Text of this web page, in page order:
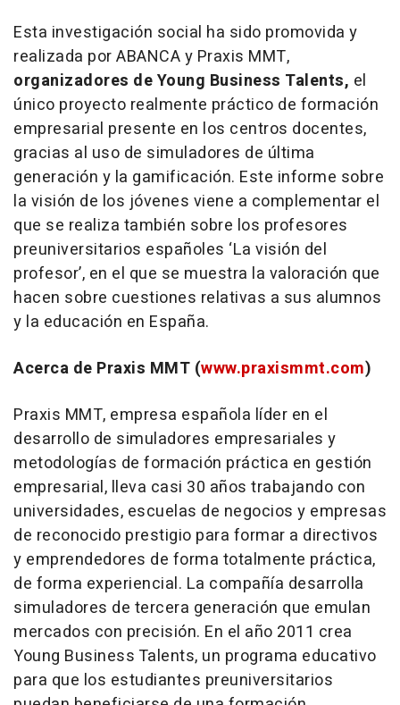
Esta investigación social ha sido promovida y
realizada por ABANCA y Praxis MMT,
organizadores de Young Business Talents, el
único proyecto realmente práctico de formación
empresarial presente en los centros docentes,
gracias al uso de simuladores de última
generación y la gamificación. Este informe sobre
la visión de los jóvenes viene a complementar el
que se realiza también sobre los profesores
preuniversitarios españoles ‘La visión del
profesor’, en el que se muestra la valoración que
hacen sobre cuestiones relativas a sus alumnos
y la educación en España.
Acerca de Praxis MMT (www.praxismmt.com)
Praxis MMT, empresa española líder en el
desarrollo de simuladores empresariales y
metodologías de formación práctica en gestión
empresarial, lleva casi 30 años trabajando con
universidades, escuelas de negocios y empresas
de reconocido prestigio para formar a directivos
y emprendedores de forma totalmente práctica,
de forma experiencial. La compañía desarrolla
simuladores de tercera generación que emulan
mercados con precisión. En el año 2011 crea
Young Business Talents, un programa educativo
para que los estudiantes preuniversitarios